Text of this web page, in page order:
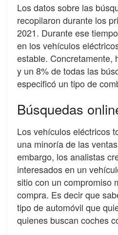
Los datos sobre las
recopilaron durante los
2021. Durante ese
en los vehículos
estable. Concretamente,
y un 8% de todas las
especificó un tipo de
Búsquedas
Los vehículos eléctricos
una minoría de las
embargo, los analistas
interesados ​​en un
sitio con un compromiso
compra. Es decir que
tipo de automóvil que
quienes buscan coches